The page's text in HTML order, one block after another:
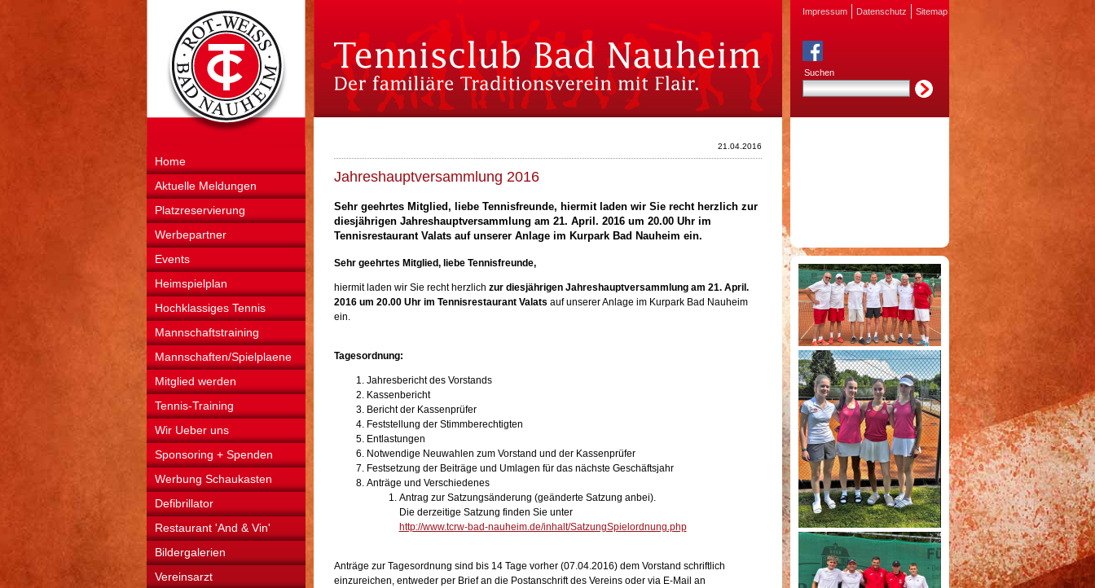
Home
Aktuelle Meldungen
Platzreservierung
Werbepartner
Events
Heimspielplan
Hochklassiges Tennis
Mannschaftstraining
Mannschaften/Spielplaene
Mitglied werden
Tennis-Training
Wir Ueber uns
Sponsoring + Spenden
Werbung Schaukasten
Defibrillator
Restaurant 'And & Vin'
Bildergalerien
Vereinsarzt
21.04.2016
Jahreshauptversammlung 2016
Sehr geehrtes Mitglied, liebe Tennisfreunde, hiermit laden wir Sie recht herzlich zur
diesjährigen Jahreshauptversammlung am 21. April. 2016 um 20.00 Uhr im
Tennisrestaurant Valatsauf unserer Anlage im Kurpark Bad Nauheim ein.
Sehr geehrtes Mitglied, liebe Tennisfreunde,
hiermit laden wir Sie recht herzlich zur diesjährigen Jahreshauptversammlung am 21. April.
2016 um 20.00 Uhr im Tennisrestaurant Valats auf unserer Anlage im Kurpark Bad Nauheim
ein.
Tagesordnung:
Jahresbericht des Vorstands
Kassenbericht
Bericht der Kassenprüfer
Feststellung der Stimmberechtigten
Entlastungen
Notwendige Neuwahlen zum Vorstand und der Kassenprüfer
Festsetzung der Beiträge und Umlagen für das nächste Geschäftsjahr
Anträge und Verschiedenes
Antrag zur Satzungsänderung (geänderte Satzung anbei).
Die derzeitige Satzung finden Sie unter
http://www.tcrw-bad-nauheim.de/inhalt/SatzungSpielordnung.php
Anträge zur Tagesordnung sind bis 14 Tage vorher (07.04.2016) dem Vorstand schriftlich
einzureichen, entweder per Brief an die Postanschrift des Vereins oder via E-Mail an
Impressum Datenschutz Sitemap
Suchen